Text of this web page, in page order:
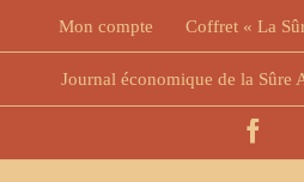
Mon compte Coffret « La
Journal économique de la Sûre